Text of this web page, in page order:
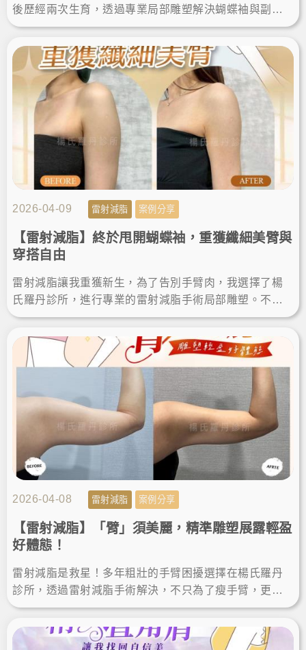
後歷經兩次生育，透過專業局部雕塑解決蝴蝶袖與副
乳。分享術後維持纖細體態的關鍵，給追求安全、有感
瘦手臂的人參考。
2026-04-09 雷射減脂 案例分享
【雷射減脂】終於甩開蝴蝶袖，重獲纖細美臂與
穿搭自由
雷射減脂讓我重獲新生，為了告別手臂肉，我選擇了楊
氏羅丹診所，進行專業的雷射減脂手術局部雕塑。不僅
成功瘦手臂，術後的減脂成果也讓我滿意，終於能自信
穿上無袖上衣！
2026-04-08 雷射減脂 案例分享
【雷射減脂】「臂」須美麗，精準雕塑展露輕盈
好體態！
雷射減脂是救星！多年粗壯的手臂困擾選擇在楊氏羅丹
診所，透過雷射減脂手術解決，不只為了瘦手臂，更是
追求完美體態的精準雕塑。讓我徹底找回自信，輕鬆駕
馭無袖上衣！